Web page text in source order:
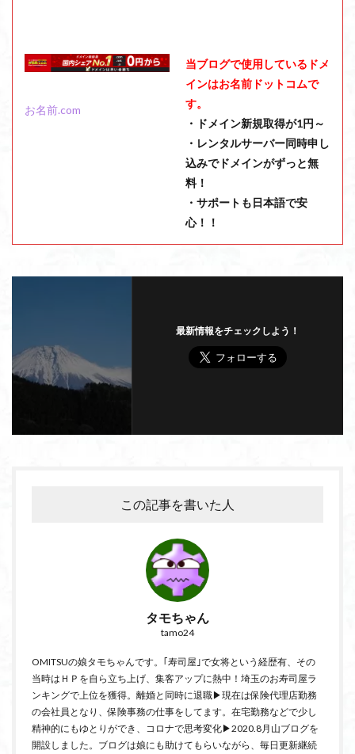
お名前.com
当ブログで使用しているドメ
インはお名前ドットコムで
す。
・ドメイン新規取得が1円～
・レンタルサーバー同時申し
込みでドメインがずっと無
料！
・サポートも日本語で安
心！！
最新情報をチェックしよう！
この記事を書いた人
タモちゃん
tamo24
OMITSUの娘タモちゃんです。｢寿司屋｣で女将という経歴有、その
当時はＨＰを自ら立ち上げ、集客アップに熱中！埼玉のお寿司屋ラ
ンキングで上位を獲得。離婚と同時に退職▶現在は保険代理店勤務
の会社員となり、保険事務の仕事をしてます。在宅勤務などで少し
精神的にもゆとりができ、コロナで思考変化▶2020.8月山ブログを
開設しました。ブログは娘にも助けてもらいながら、毎日更新継続